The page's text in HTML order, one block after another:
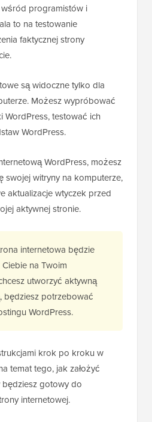
programistów i
to na testowanie
faktycznej strony
są widoczne tylko dla
Możesz wypróbować
WordPress, testować ich
WordPress.
WordPress, możesz
swojej witryny na komputerze,
aktualizacje wtyczek przed
aktywnej stronie.
internetowa będzie
na Twoim
utworzyć aktywną
będziesz potrzebować
WordPress.
krok po kroku w
temat tego, jak założyć
gotowy do
internetowej.